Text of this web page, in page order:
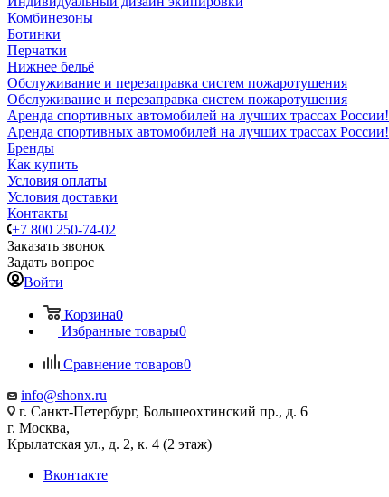
Комбинезоны
Ботинки
Перчатки
Нижнее бельё
Обслуживание и перезаправка систем пожаротушения
Обслуживание и перезаправка систем пожаротушения
Аренда спортивных автомобилей на лучших трассах России!
Аренда спортивных автомобилей на лучших трассах России!
Бренды
Как купить
Условия оплаты
Условия доставки
Контакты
+7 800 250-74-02
Заказать звонок
Задать вопрос
Войти
Корзина0
Избранные товары0
Сравнение товаров0
info@shonx.ru
г. Санкт-Петербург, Большеохтинский пр., д. 6
г. Москва,
Крылатская ул., д. 2, к. 4 (2 этаж)
Вконтакте